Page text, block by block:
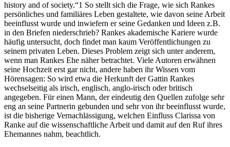
history and of society.“1 So stellt sich die Frage, wie sich Rankes
persönliches und familiäres Leben gestaltete, wie davon seine Arbeit
beeinflusst wurde und inwiefern er seine Gedanken und Ideen z.B.
in den Briefen niederschrieb? Rankes akademische Kariere wurde
häufig untersucht, doch findet man kaum Veröffentlichungen zu
seinem privaten Leben. Dieses Problem zeigt sich unter anderem,
wenn man Rankes Ehe näher betrachtet. Viele Autoren erwähnen
seine Hochzeit erst gar nicht, andere haben ihr Wissen vom
Hörensagen: So wird etwa die Herkunft der Gattin Rankes
wechselseitig als irisch, englisch, anglo-irisch oder britisch
angegeben. Für einen Mann, der eindeutig den Quellen zufolge sehr
eng an seine Partnerin gebunden und sehr von ihr beeinflusst wurde,
ist die bisherige Vernachlässigung, welchen Einfluss Clarissa von
Ranke auf die wissenschaftliche Arbeit und damit auf den Ruf ihres
Ehemannes nahm, beachtlich.